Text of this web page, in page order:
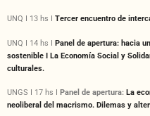
UNQ I 13 hs I Tercer encuentro de
UNQ I 14 hs I Panel de apertura: hacia
sostenible I La Economía Social y
culturales.
UNGS I 17 hs I Panel de apertura: La
neoliberal del macrismo. Dilemas y